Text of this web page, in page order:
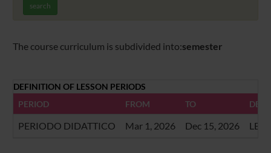
search
The course curriculum is subdivided into:semester
DEFINITION OF LESSON PERIODS
PERIOD
FROM TO
PERIODO DIDATTICO Mar 1, 2026 Dec 15, 2026